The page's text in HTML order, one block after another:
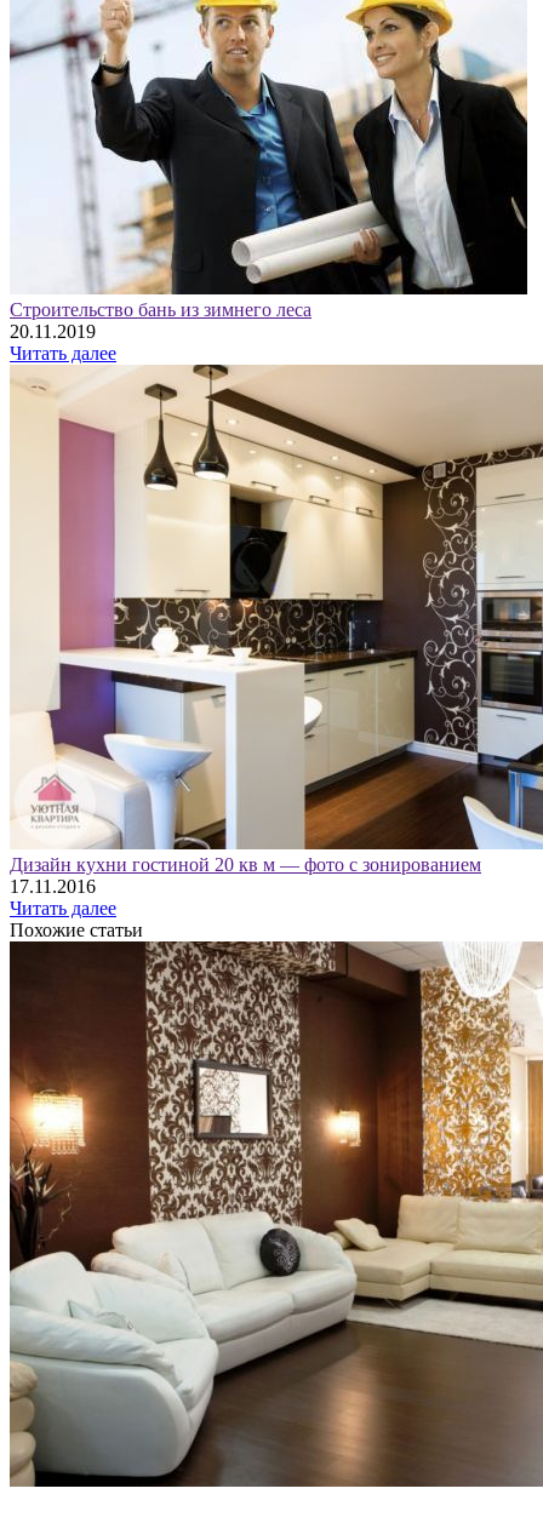
Строительство бань из зимнего леса
20.11.2019
Читать далее
Дизайн кухни гостиной 20 кв м — фото с зонированием
17.11.2016
Читать далее
Похожие статьи